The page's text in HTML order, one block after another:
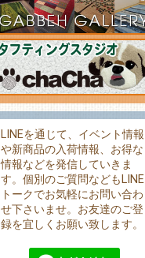
LINEを通じて、イベント情報
や新商品の入荷情報、お得な
情報などを発信していきま
す。個別のご質問などもLINE
トークでお気軽にお問い合わ
せ下さいませ。お友達のご登
録を宜しくお願い致します。